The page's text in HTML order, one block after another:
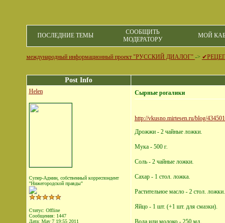
ПОСЛЕДНИЕ ТЕМЫ
СООБЩИТЬ
МОДЕРАТОРУ
МОЙ
международный информационный проект "РУССКИЙ ДИАЛОГ" ->
Post Info
Helen
Супер-Админ, собственный корреспондент
"Нижегородской правды"
Статус: Offline
Сообщения: 1447
Дата: May 7 19:55 2011
Сырные рогалики
http://vkusno.mirtesen.ru/blog/
Дрожжи - 2 чайные ложки.
Мука - 500 г.
Соль - 2 чайные ложки.
Сахар - 1 стол. ложка.
Растительное масло - 2 стол. ложки.
Яйцо - 1 шт. (+1 шт. для смазки).
Вода или молоко - 250 мл.